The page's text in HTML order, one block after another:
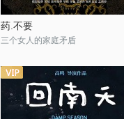
药.不要
三个女人的家庭矛盾